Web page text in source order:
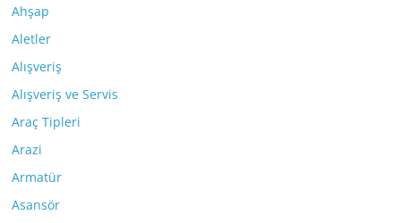
Ahşap
Aletler
Alışveriş
Alışveriş ve Servis
Araç Tipleri
Arazi
Armatür
Asansör